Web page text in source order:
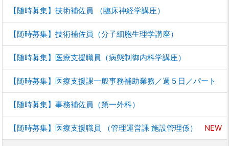
【随時募集】技術補佐員 （臨床神経学講座）
【随時募集】技術補佐員（分子細胞生理学講座）
【随時募集】医療支援職員（病態制御内科学講座）
【随時募集】医療支援課一般事務補助業務／週５日／パート
【随時募集】事務補佐員（第一外科）
【随時募集】医療支援職員 （管理運営課 施設管理係） NEW